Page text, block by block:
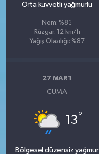
Orta kuvvetli yağmurlu
Nem: %83
Rüzgar: 12 km/h
Yağış Olasılığı: %87
27 MART
CUMA
13°
Bölgesel düzensiz yağmur